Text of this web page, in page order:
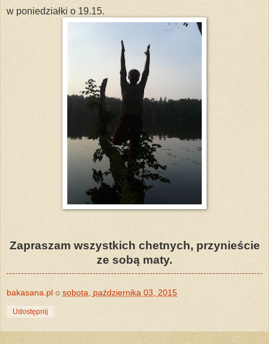
w poniedziałki o 19.15.
Zapraszam wszystkich chetnych, przynieście
ze sobą maty.
bakasana.pl o sobota, października 03, 2015
Udostępnij